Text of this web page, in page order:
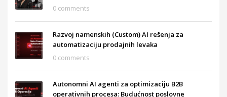
0 comments
Razvoj namenskih (Custom) AI rešenja za
automatizaciju prodajnih levaka
0 comments
Autonomni AI agenti za optimizaciju B2B
operativnih procesa: Budućnost poslovne